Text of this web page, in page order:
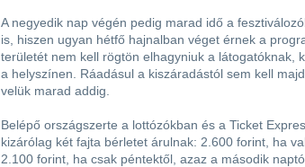
A negyedik nap végén pedig marad idő a
is, hiszen ugyan hétfő hajnalban véget érnek a
területét nem kell rögtön elhagyniuk a látogatóknak,
a helyszínen. Ráadásul a kiszáradástól sem kell
velük marad addig.
Belépő országszerte a lottózókban és a Ticket
kizárólag két fajta bérletet árulnak: 2.600 forint, ha
2.100 forint, ha csak péntektől, azaz a második